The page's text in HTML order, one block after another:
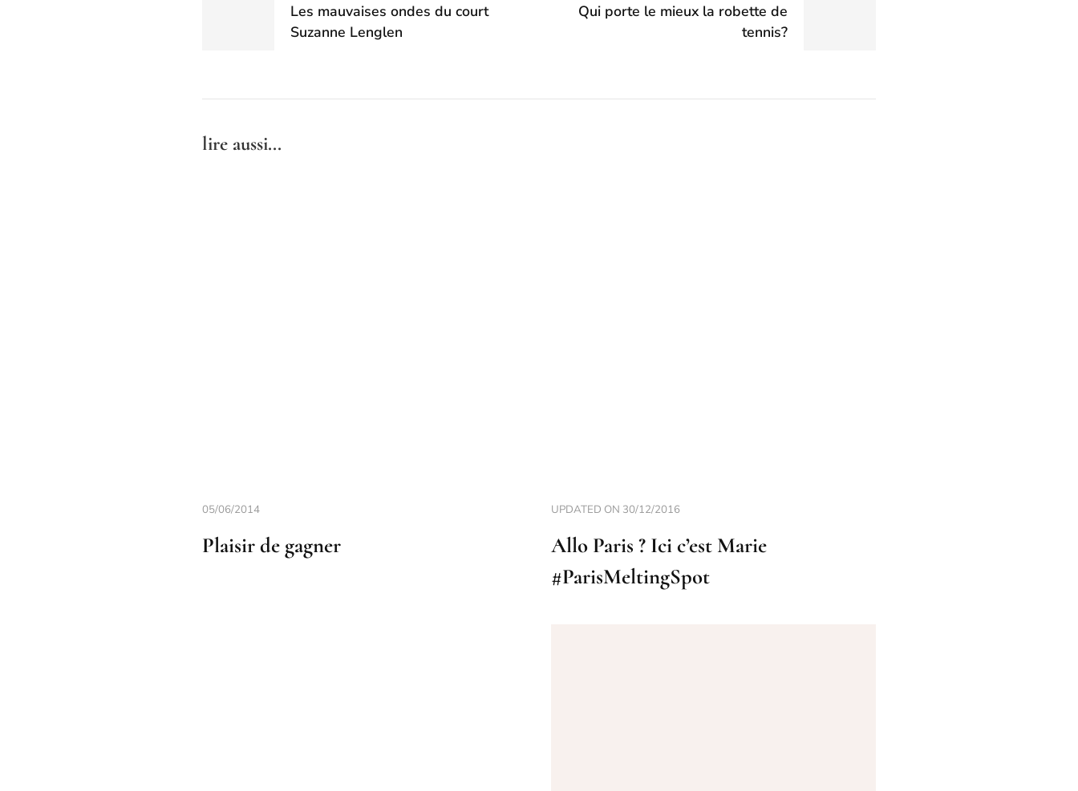
Les mauvaises ondes du court
Suzanne Lenglen
Qui porte le mieux la robette de
tennis?
lire aussi...
05/06/2014
Plaisir de gagner
UPDATED ON 30/12/2016
Allo Paris ? Ici c’est Marie
#ParisMeltingSpot